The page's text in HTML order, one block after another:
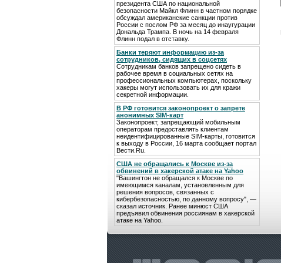
президента США по национальной
безопасности Майкл Флинн в частном порядке
обсуждал американские санкции против
России с послом РФ за месяц до инаугурации
Дональда Трампа. В ночь на 14 февраля
Флинн подал в отставку.
Банки теряют информацию из-за
сотрудников, сидящих в соцсетях
Сотрудникам банков запрещено сидеть в
рабочее время в социальных сетях на
профессиональных компьютерах, поскольку
хакеры могут использовать их для кражи
секретной информации.
В РФ готовится законопроект о запрете
анонимных SIM-карт
Законопроект, запрещающий мобильным
операторам предоставлять клиентам
неидентифицированные SIM-карты, готовится
к выходу в России, 16 марта сообщает портал
Вести.Ru.
США не обращались к Москве из-за
обвинений в хакерской атаке на Yahoo
"Вашингтон не обращался к Москве по
имеющимся каналам, установленным для
решения вопросов, связанных с
кибербезопасностью, по данному вопросу", —
сказал источник. Ранее минюст США
предъявил обвинения россиянам в хакерской
атаке на Yahoo.